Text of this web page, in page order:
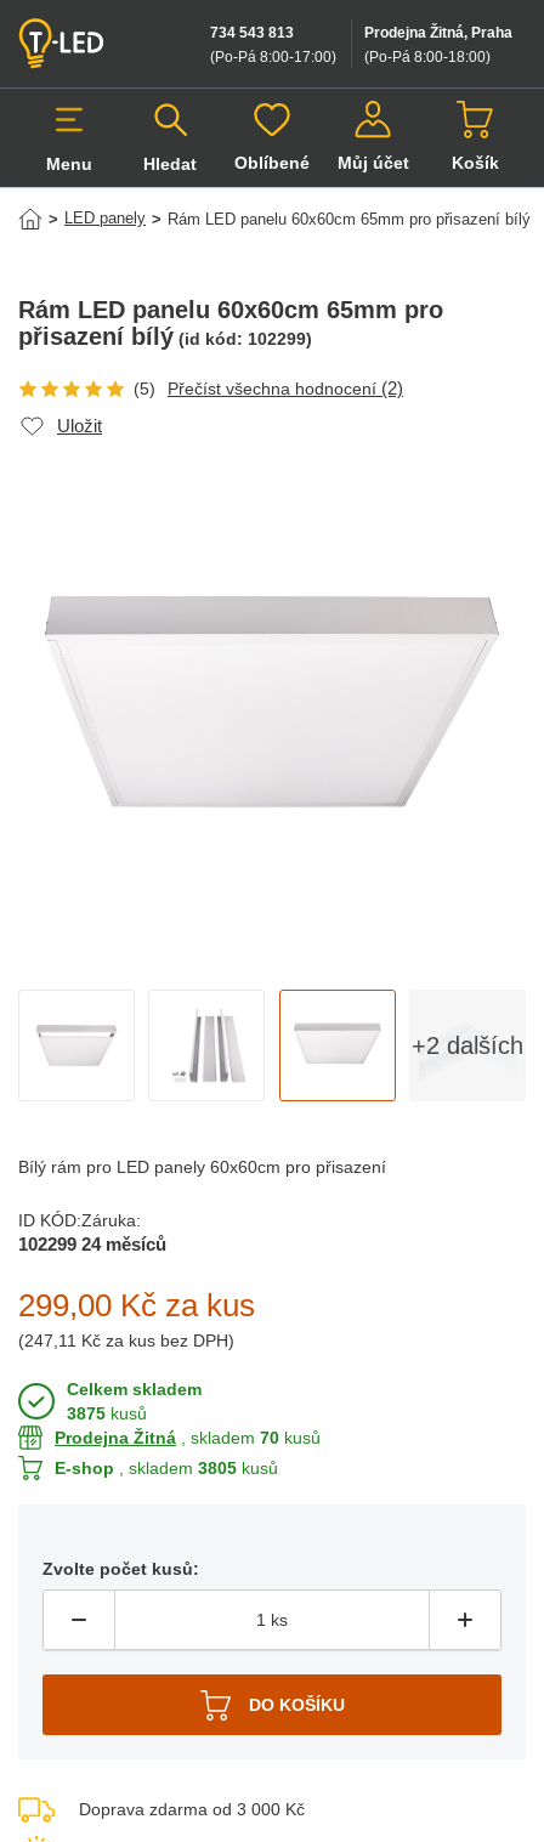
Prodejna Žitná, Praha
(Po-Pá 8:00-18:00)
734 543 813
(Po-Pá 8:00-17:00)
Menu Hledat
Hledat v produktech
Oblíbené Můj účet Košík
> LED panely > Rám LED panelu 60x60cm 65mm pro přisazení bílý
+2 dalších
Rám LED panelu 60x60cm 65mm pro
přisazení bílý (id kód: 102299)
(5) Přečíst všechna hodnocení (2)
Uložit
Bílý rám pro LED panely 60x60cm pro přisazení
ID KÓD:
102299
Záruka:
24 měsíců
299,00 Kč za kus
(247,11 Kč za kus bez DPH)
Celkem skladem
3875 kusů
Prodejna Žitná , skladem 70 kusů
E-shop , skladem 3805 kusů
Zvolte počet kusů:
Doprava zdarma od 3 000 Kč